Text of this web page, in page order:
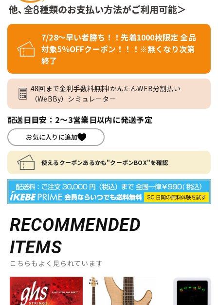
7/28～早い者勝ち！！先着1000枚限定 全品
対象5％OFFクーポン！！！※無くなり次第
終了
48回まで金利手数料無料!かんたんWEB分割払い
（WeBBy）シミュレーター
配送日目安：2～3営業日以内に発送予定
お気に入りに追加
使えるクーポンあるかも"クーポンBOX"を確認
RECOMMENDED
ITEMS
こちらもよく見られています